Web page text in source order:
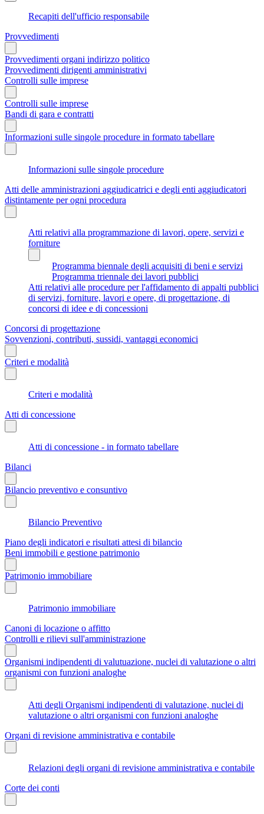
Recapiti dell'ufficio responsabile
Provvedimenti
Provvedimenti organi indirizzo politico
Provvedimenti dirigenti amministrativi
Controlli sulle imprese
Controlli sulle imprese
Bandi di gara e contratti
Informazioni sulle singole procedure in formato tabellare
Informazioni sulle singole procedure
Atti delle amministrazioni aggiudicatrici e degli enti aggiudicatori
distintamente per ogni procedura
Atti relativi alla programmazione di lavori, opere, servizi e
forniture
Programma biennale degli acquisiti di beni e servizi
Programma triennale dei lavori pubblici
Atti relativi alle procedure per l'affidamento di appalti pubblici
di servizi, forniture, lavori e opere, di progettazione, di
concorsi di idee e di concessioni
Concorsi di progettazione
Sovvenzioni, contributi, sussidi, vantaggi economici
Criteri e modalità
Criteri e modalità
Atti di concessione
Atti di concessione - in formato tabellare
Bilanci
Bilancio preventivo e consuntivo
Bilancio Preventivo
Piano degli indicatori e risultati attesi di bilancio
Beni immobili e gestione patrimonio
Patrimonio immobiliare
Patrimonio immobiliare
Canoni di locazione o affitto
Controlli e rilievi sull'amministrazione
Organismi indipendenti di valutuazione, nuclei di valutazione o altri
organismi con funzioni analoghe
Atti degli Organismi indipendenti di valutazione, nuclei di
valutazione o altri organismi con funzioni analoghe
Organi di revisione amministrativa e contabile
Relazioni degli organi di revisione amministrativa e contabile
Corte dei conti